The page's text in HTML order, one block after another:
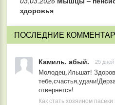
здоровья
ПОСЛЕДНИЕ
Камиль. абый. 25
Молодец,Ильшат!
отвернется!
Как стать хозяином пасеки